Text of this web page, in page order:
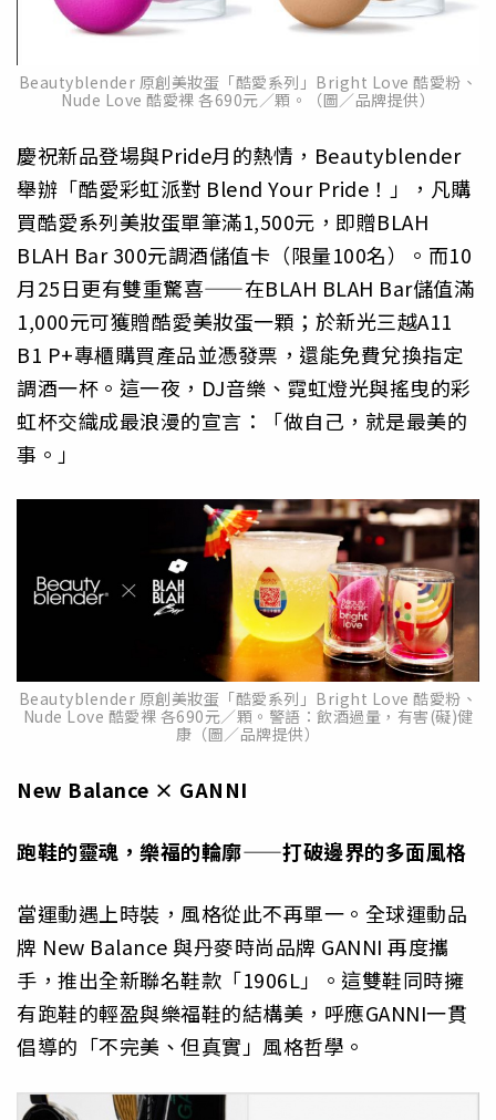
Beautyblender 原創美妝蛋「酷愛系列」Bright Love 酷愛粉、
Nude Love 酷愛裸 各690元／顆。（圖／品牌提供）
慶祝新品登場與Pride月的熱情，Beautyblender
舉辦「酷愛彩虹派對 Blend Your Pride！」，凡購
買酷愛系列美妝蛋單筆滿1,500元，即贈BLAH
BLAH Bar 300元調酒儲值卡（限量100名）。而10
月25日更有雙重驚喜——在BLAH BLAH Bar儲值滿
1,000元可獲贈酷愛美妝蛋一顆；於新光三越A11
B1 P+專櫃購買產品並憑發票，還能免費兌換指定
調酒一杯。這一夜，DJ音樂、霓虹燈光與搖曳的彩
虹杯交織成最浪漫的宣言：「做自己，就是最美的
事。」
Beautyblender 原創美妝蛋「酷愛系列」Bright Love 酷愛粉、
Nude Love 酷愛裸 各690元／顆。警語：飲酒過量，有害(礙)健
康（圖／品牌提供）
New Balance × GANNI
跑鞋的靈魂，樂福的輪廓——打破邊界的多面風格
當運動遇上時裝，風格從此不再單一。全球運動品
牌 New Balance 與丹麥時尚品牌 GANNI 再度攜
手，推出全新聯名鞋款「1906L」。這雙鞋同時擁
有跑鞋的輕盈與樂福鞋的結構美，呼應GANNI一貫
倡導的「不完美、但真實」風格哲學。